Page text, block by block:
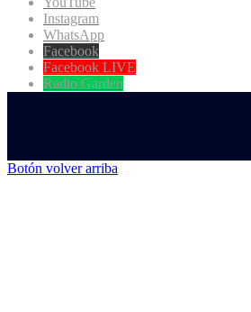
Instagram
WhatsApp
Facebook
Facebook LIVE
Radio Garden
Botón volver arriba